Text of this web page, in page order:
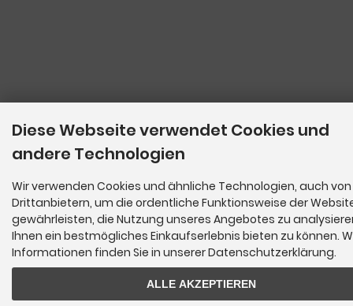
Diese Webseite verwendet Cookies und
andere Technologien
Wir verwenden Cookies und ähnliche Technologien, auch von
Drittanbietern, um die ordentliche Funktionsweise der
gewährleisten, die Nutzung unseres Angebotes zu
Ihnen ein bestmögliches Einkaufserlebnis bieten zu können.
Informationen finden Sie in unserer Datenschutzerklärung.
ALLE AKZEPTIEREN